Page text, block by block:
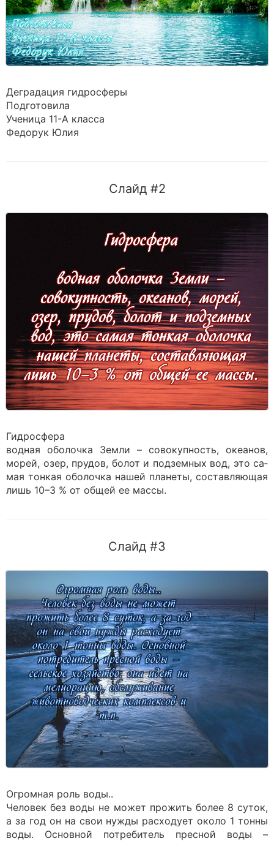
Деградация гидросферы
Подготовила
Ученица 11-А класса
Федорук Юлия
Слайд #2
Гидросфера
водная оболочка Земли – совокупность, океанов,
морей, озер, прудов, болот и подземных вод, это са­
мая тонкая оболочка нашей планеты, составляющая
лишь 10–3 % от общей ее массы.
Слайд #3
Огромная роль воды..
Человек без воды не может прожить более 8 суток,
а за год он на свои нужды расходует около 1 тонны
воды. Основной потребитель пресной воды –